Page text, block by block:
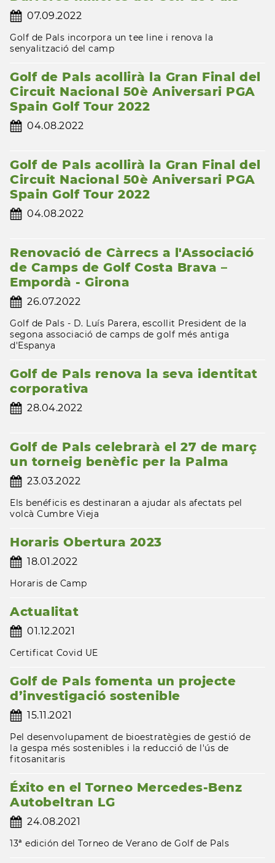
07.09.2022
Golf de Pals incorpora un tee line i renova la
senyalització del camp
Golf de Pals acollirà la Gran Final del
Circuit Nacional 50è Aniversari PGA
Spain Golf Tour 2022
04.08.2022
Golf de Pals acollirà la Gran Final del
Circuit Nacional 50è Aniversari PGA
Spain Golf Tour 2022
04.08.2022
Renovació de Càrrecs a l'Associació
de Camps de Golf Costa Brava –
Empordà - Girona
26.07.2022
Golf de Pals - D. Luís Parera, escollit President de la
segona associació de camps de golf més antiga
d'Espanya
Golf de Pals renova la seva identitat
corporativa
28.04.2022
Golf de Pals celebrarà el 27 de març
un torneig benèfic per la Palma
23.03.2022
Els benéficis es destinaran a ajudar als afectats pel
volcà Cumbre Vieja
Horaris Obertura 2023
18.01.2022
Horaris de Camp
Actualitat
01.12.2021
Certificat Covid UE
Golf de Pals fomenta un projecte
d’investigació sostenible
15.11.2021
Pel desenvolupament de bioestratègies de gestió de
la gespa més sostenibles i la reducció de l'ús de
fitosanitaris
Éxito en el Torneo Mercedes-Benz
Autobeltran LG
24.08.2021
13ª edición del Torneo de Verano de Golf de Pals